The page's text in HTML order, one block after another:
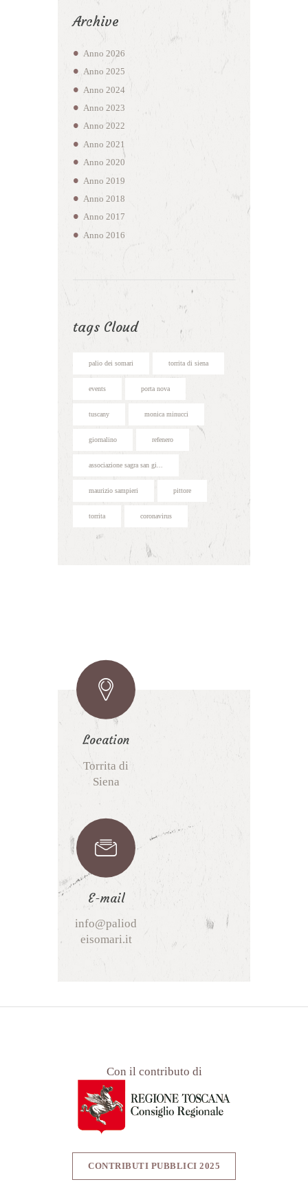
Archive
Anno 2026
Anno 2025
Anno 2024
Anno 2023
Anno 2022
Anno 2021
Anno 2020
Anno 2019
Anno 2018
Anno 2017
Anno 2016
tags Cloud
palio dei somari torrita di siena
events porta nova
tuscany monica minucci
giornalino refenero
associazione sagra san gi...
maurizio sampieri pittore
torrita coronavirus
Location
Torrita di
Siena
E-mail
info@paliod
eisomari.it
Con il contributo di
CONTRIBUTI PUBBLICI 2025